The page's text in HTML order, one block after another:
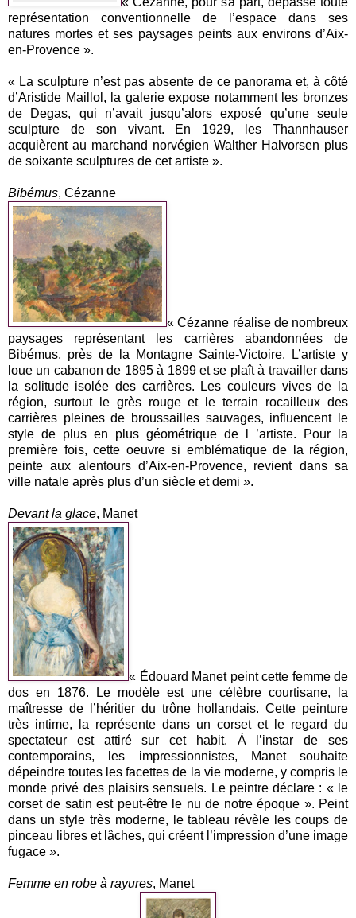
représentation conventionnelle de l’espace dans ses
natures mortes et ses paysages peints aux environs d’Aix-
en-Provence ».
« La sculpture n’est pas absente de ce panorama et, à côté
d’Aristide Maillol, la galerie expose notamment les bronzes
de Degas, qui n’avait jusqu’alors exposé qu’une seule
sculpture de son vivant. En 1929, les Thannhauser
acquièrent au marchand norvégien Walther Halvorsen plus
de soixante sculptures de cet artiste ».
Bibémus, Cézanne
« Cézanne réalise de nombreux
paysages représentant les carrières abandonnées de
Bibémus, près de la Montagne Sainte-Victoire. L’artiste y
loue un cabanon de 1895 à 1899 et se plaît à travailler dans
la solitude isolée des carrières. Les couleurs vives de la
région, surtout le grès rouge et le terrain rocailleux des
carrières pleines de broussailles sauvages, influencent le
style de plus en plus géométrique de l ’artiste. Pour la
première fois, cette oeuvre si emblématique de la région,
peinte aux alentours d’Aix-en-Provence, revient dans sa
ville natale après plus d’un siècle et demi ».
Devant la glace, Manet
« Édouard Manet peint cette femme de
dos en 1876. Le modèle est une célèbre courtisane, la
maîtresse de l’héritier du trône hollandais. Cette peinture
très intime, la représente dans un corset et le regard du
spectateur est attiré sur cet habit. À l’instar de ses
contemporains, les impressionnistes, Manet souhaite
dépeindre toutes les facettes de la vie moderne, y compris le
monde privé des plaisirs sensuels. Le peintre déclare : « le
corset de satin est peut-être le nu de notre époque ». Peint
dans un style très moderne, le tableau révèle les coups de
pinceau libres et lâches, qui créent l’impression d’une image
fugace ».
Femme en robe à rayures, Manet